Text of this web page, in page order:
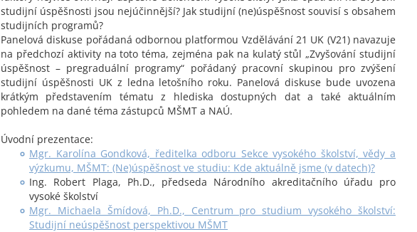
studijní úspěšnosti jsou nejúčinnější? Jak studijní (ne)úspěšnost souvisí s obsahem
studijních programů?
Panelová diskuse pořádaná odbornou platformou Vzdělávání 21 UK (V21) navazuje
na předchozí aktivity na toto téma, zejména pak na kulatý stůl „Zvyšování studijní
úspěšnost – pregraduální programy“ pořádaný pracovní skupinou pro zvýšení
studijní úspěšnosti UK z ledna letošního roku. Panelová diskuse bude uvozena
krátkým představením tématu z hlediska dostupných dat a také aktuálním
pohledem na dané téma zástupců MŠMT a NAÚ.
Úvodní prezentace:
Mgr. Karolína Gondková, ředitelka odboru Sekce vysokého školství, vědy a
výzkumu, MŠMT: (Ne)úspěšnost ve studiu: Kde aktuálně jsme (v datech)?
Ing. Robert Plaga, Ph.D., předseda Národního akreditačního úřadu pro
vysoké školství
Mgr. Michaela Šmídová, Ph.D., Centrum pro studium vysokého školství:
Studijní neúspěšnost perspektivou MŠMT